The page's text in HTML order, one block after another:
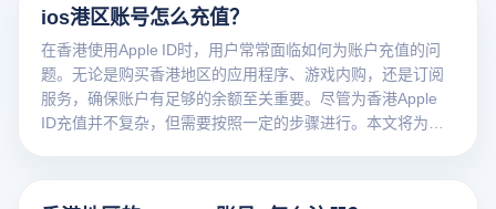
ios港区账号怎么充值？
在香港使用Apple ID时，用户常常面临如何为账户充值的问
题。无论是购买香港地区的应用程序、游戏内购，还是订阅
服务，确保账户有足够的余额至关重要。尽管为香港Apple
ID充值并不复杂，但需要按照一定的步骤进行。本文将为您